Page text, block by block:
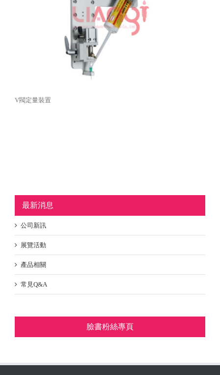
V閥定量裝置
最新消息
公司新訊
展覽活動
產品相關
常見Q&A
臉書粉絲專頁